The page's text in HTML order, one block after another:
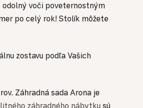
odolný voči poveternostným
po celý rok! Stolík môžete
zostavu podľa Vašich
Záhradná sada Arona je
záhradného nábytku sú